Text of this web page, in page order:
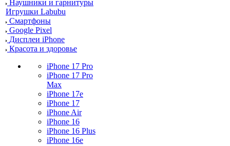
Наушники и гарнитуры
Игрушки Labubu
Смартфоны
Google Pixel
Дисплеи iPhone
Красота и здоровье
iPhone 17 Pro
iPhone 17 Pro
Max
iPhone 17e
iPhone 17
iPhone Air
iPhone 16
iPhone 16 Plus
iPhone 16e